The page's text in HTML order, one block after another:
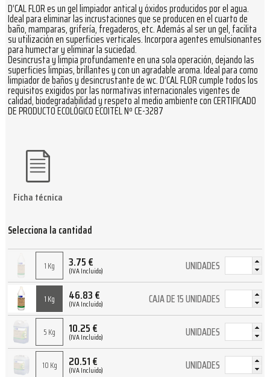
D’CAL FLOR es un gel limpiador antical y óxidos producidos por el agua.
Ideal para eliminar las incrustaciones que se producen en el cuarto de
baño, mamparas, grifería, fregaderos, etc. Además al ser un gel, facilita
su utilización en superficies verticales. Incorpora agentes emulsionantes
para humectar y eliminar la suciedad.
Desincrusta y limpia profundamente en una sola operación, dejando las
superficies limpias, brillantes y con un agradable aroma. Ideal para como
limpiador de baños y desincrustante de wc. D’CAL FLOR cumple todos los
requisitos exigidos por las normativas internacionales vigentes de
calidad, biodegradabilidad y respeto al medio ambiente con CERTIFICADO
DE PRODUCTO ECOLÓGICO ECOITEL Nº CE-3287
Selecciona la cantidad
1 Kg 3.75€
(IVA Incluido) UNIDADES
1 Kg 46.83€
(IVA Incluido) CAJA DE 15 UNIDADES
5 Kg 10.25€
(IVA Incluido) UNIDADES
10 Kg 20.51€
(IVA Incluido) UNIDADES
Ficha técnica